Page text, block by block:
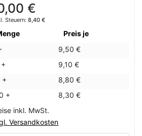
€
8,40 €
Preis je
9,50 €
9,10 €
+
8,80 €
+
8,30 €
inkl. MwSt.
Versandkosten